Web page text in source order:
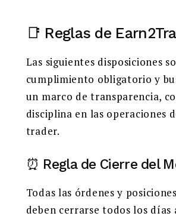
📑 Reglas de
Las siguientes disposiciones
cumplimiento obligatorio y
un marco de transparencia,
disciplina en las operaciones
trader.
⏰ Regla de Cierre del
Todas las órdenes y
deben cerrarse todos los días